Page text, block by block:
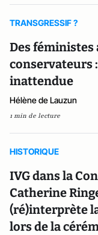
TRANSGRESSIF ?
Des féministes
conservateurs
inattendue
Hélène de Lauzun
1 min de lecture
HISTORIQUE
IVG dans la
Catherine
(ré)interprète
lors de la